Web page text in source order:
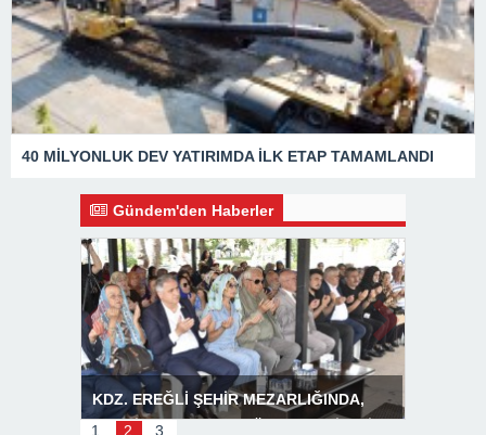
40 MİLYONLUK DEV YATIRIMDA İLK ETAP TAMAMLANDI
Gündem'den Haberler
KDZ. EREĞLİ ŞEHİR MEZARLIĞINDA,
MEVLİD PROGRAMI DÜZENLENDİ 3 BİN
1
2 3